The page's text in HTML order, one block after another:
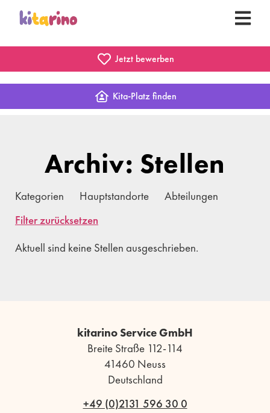
Jetzt bewerben
Kita-Platz finden
Archiv: Stellen
Kategorien Hauptstandorte
Abteilungen
Filter zurücksetzen
Aktuell sind keine Stellen ausgeschrieben.
kitarino Service GmbH
Breite Straße 112-114
41460 Neuss
Deutschland
+49 (0)2131 596 30 0